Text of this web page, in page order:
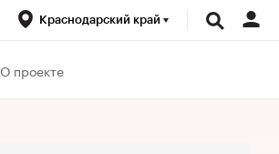
Краснодарский край
О проекте